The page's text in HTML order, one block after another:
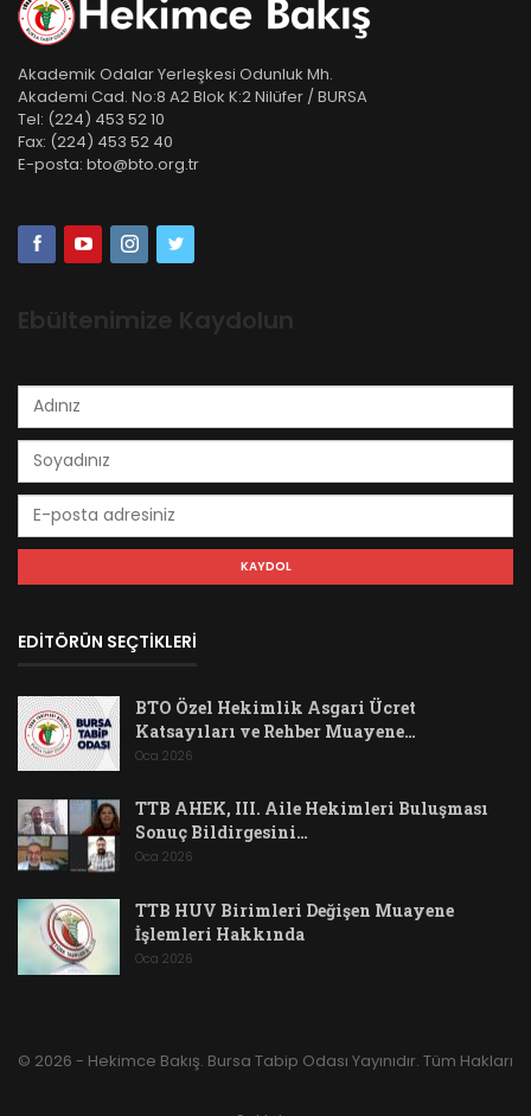
Akademik Odalar Yerleşkesi Odunluk Mh.
Akademi Cad. No:8 A2 Blok K:2 Nilüfer / BURSA
Tel: (224) 453 52 10
Fax: (224) 453 52 40
E-posta: bto@bto.org.tr
Ebültenimize Kaydolun
EDİTÖRÜN SEÇTİKLERİ
BTO Özel Hekimlik Asgari Ücret
Katsayıları ve Rehber Muayene…
Oca 2026
TTB AHEK, III. Aile Hekimleri Buluşması
Sonuç Bildirgesini…
Oca 2026
TTB HUV Birimleri Değişen Muayene
İşlemleri Hakkında
Oca 2026
© 2026 - Hekimce Bakış. Bursa Tabip Odası Yayınıdır. Tüm Hakları